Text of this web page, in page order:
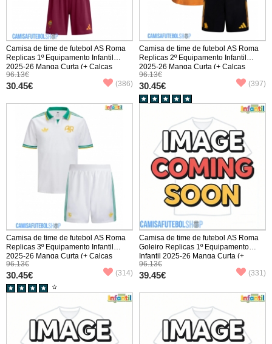
Camisa de time de futebol AS Roma
Replicas 1º Equipamento Infantil
2025-26 Manga Curta (+ Calças
curtas)
96.13€
30.45€ (386)
Camisa de time de futebol AS Roma
Replicas 2º Equipamento Infantil
2025-26 Manga Curta (+ Calças
curtas)
96.13€
30.45€ (397)
Camisa de time de futebol AS Roma
Replicas 3º Equipamento Infantil
2025-26 Manga Curta (+ Calças
curtas)
96.13€
30.45€ (314)
Camisa de time de futebol AS Roma
Goleiro Replicas 1º Equipamento
Infantil 2025-26 Manga Curta (+
Calças curtas)
96.13€
39.45€ (331)